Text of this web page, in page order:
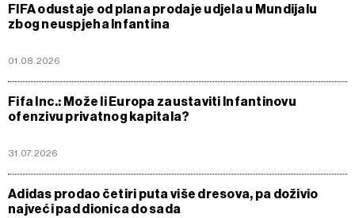
FIFA odustaje od plana prodaje udjela u Mundijalu
zbog neuspjeha Infantina
01.08.2026
Fifa Inc.: Može li Europa zaustaviti Infantinovu
ofenzivu privatnog kapitala?
31.07.2026
Adidas prodao četiri puta više dresova, pa doživio
najveći pad dionica do sada